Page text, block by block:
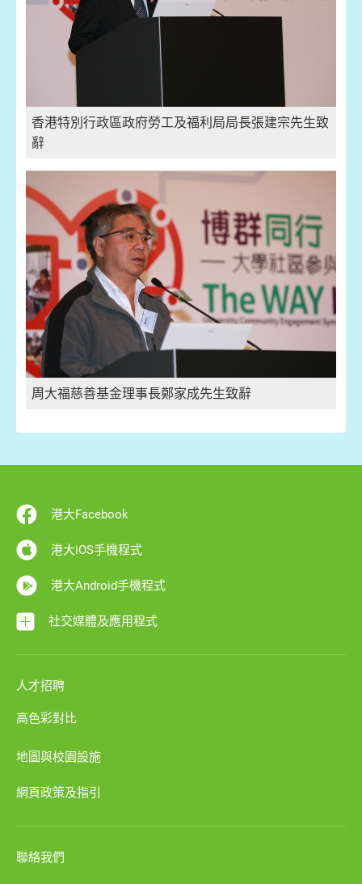
香港特別行政區政府勞工及福利局局長張建宗先生致
辭
周大福慈善基金理事長鄭家成先生致辭
港大Facebook
港大iOS手機程式
港大Android手機程式
社交媒體及應用程式
人才招聘
高色彩對比
地圖與校園設施
網頁政策及指引
聯絡我們